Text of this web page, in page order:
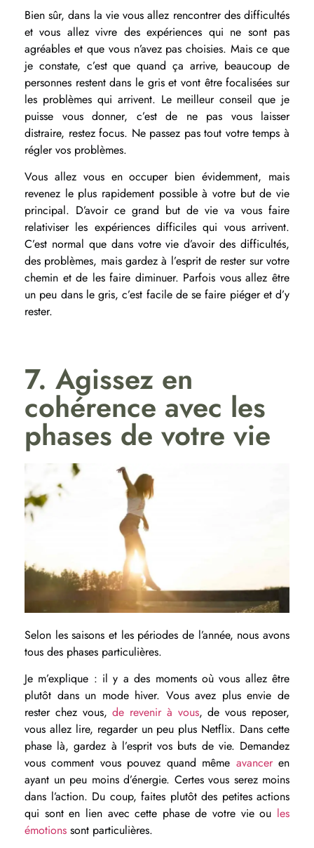
Bien sûr, dans la vie vous allez rencontrer des difficultés
et vous allez vivre des expériences qui ne sont pas
agréables et que vous n’avez pas choisies. Mais ce que
je constate, c’est que quand ça arrive, beaucoup de
personnes restent dans le gris et vont être focalisées sur
les problèmes qui arrivent. Le meilleur conseil que je
puisse vous donner, c’est de ne pas vous laisser
distraire, restez focus. Ne passez pas tout votre temps à
régler vos problèmes.
Vous allez vous en occuper bien évidemment, mais
revenez le plus rapidement possible à votre but de vie
principal. D’avoir ce grand but de vie va vous faire
relativiser les expériences difficiles qui vous arrivent.
C’est normal que dans votre vie d’avoir des difficultés,
des problèmes, mais gardez à l’esprit de rester sur votre
chemin et de les faire diminuer. Parfois vous allez être
un peu dans le gris, c’est facile de se faire piéger et d’y
rester.
7. Agissez en
cohérence avec les
phases de votre vie
Selon les saisons et les périodes de l’année, nous avons
tous des phases particulières.
Je m’explique : il y a des moments où vous allez être
plutôt dans un mode hiver. Vous avez plus envie de
rester chez vous,de revenir à vous, de vous reposer,
vous allez lire, regarder un peu plus Netflix. Dans cette
phase là, gardez à l’esprit vos buts de vie. Demandez
vous comment vous pouvez quand même avanceren
ayant un peu moins d’énergie. Certes vous serez moins
dans l’action. Du coup, faites plutôt des petites actions
qui sont en lien avec cette phase de votre vie ou les
émotions sont particulières.